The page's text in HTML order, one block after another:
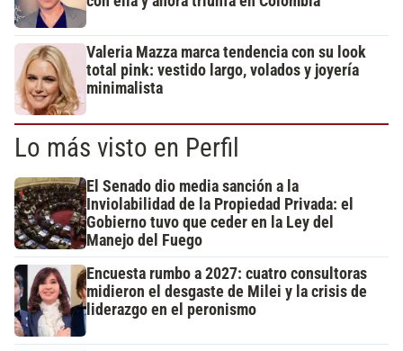
Valeria Mazza marca tendencia con su look
total pink: vestido largo, volados y joyería
minimalista
Lo más visto en Perfil
El Senado dio media sanción a la
Inviolabilidad de la Propiedad Privada: el
Gobierno tuvo que ceder en la Ley del
Manejo del Fuego
Encuesta rumbo a 2027: cuatro consultoras
midieron el desgaste de Milei y la crisis de
liderazgo en el peronismo